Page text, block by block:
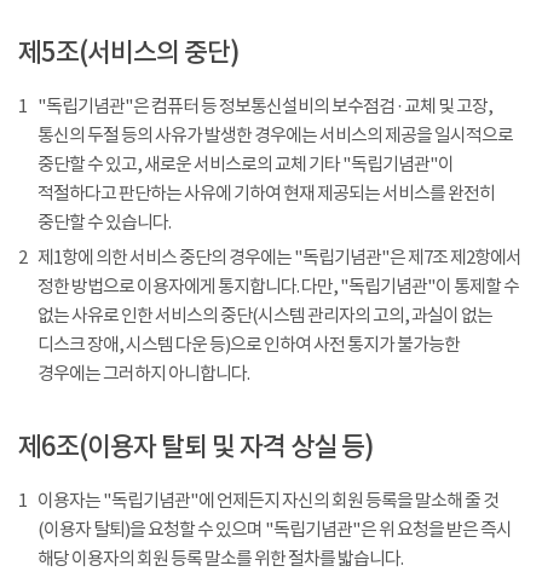
제5조(서비스의 중단)
1 "독립기념관"은 컴퓨터 등 정보통신설비의 보수점검 · 교체 및 고장,
통신의 두절 등의 사유가 발생한 경우에는 서비스의 제공을 일시적으로
중단할 수 있고, 새로운 서비스로의 교체 기타 "독립기념관"이
적절하다고 판단하는 사유에 기하여 현재 제공되는 서비스를 완전히
중단할 수 있습니다.
2 제1항에 의한 서비스 중단의 경우에는 "독립기념관"은 제7조 제2항에서
정한 방법으로 이용자에게 통지합니다. 다만, "독립기념관"이 통제할 수
없는 사유로 인한 서비스의 중단(시스템 관리자의 고의, 과실이 없는
디스크 장애, 시스템 다운 등)으로 인하여 사전 통지가 불가능한
경우에는 그러하지 아니합니다.
제6조(이용자 탈퇴 및 자격 상실 등)
1 이용자는 "독립기념관"에 언제든지 자신의 회원 등록을 말소해 줄 것
(이용자 탈퇴)을 요청할 수 있으며 "독립기념관"은 위 요청을 받은 즉시
해당 이용자의 회원 등록 말소를 위한 절차를 밟습니다.